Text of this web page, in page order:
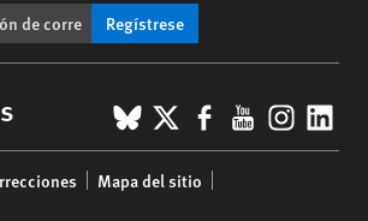
Regístrese
BlueSky
X Facebook
YouTube
Mapa del sitio